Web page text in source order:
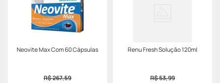
Neovite Max Com 60 Cápsulas
R$ 267,59
Renu Fresh Solução 120ml
R$ 53,99